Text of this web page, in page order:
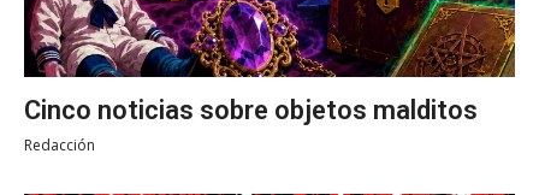
Cinco noticias sobre objetos malditos
Redacción